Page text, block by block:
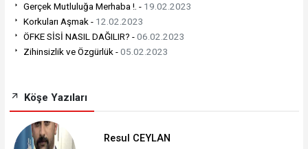
Gerçek Mutluluğa Merhaba !. - 19.02.2023
Korkuları Aşmak - 12.02.2023
ÖFKE SİSİ NASIL DAĞILIR? -06.02.2023
Zihinsizlik ve Özgürlük -05.02.2023
Köşe Yazıları
Resul CEYLAN